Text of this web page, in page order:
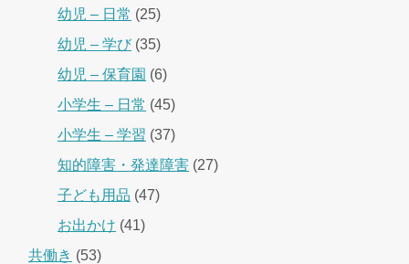
幼児 – 日常 (25)
幼児 – 学び(35)
幼児 – 保育園 (6)
小学生 – 日常 (45)
小学生 – 学習 (37)
知的障害・発達障害 (27)
子ども用品 (47)
お出かけ (41)
共働き (53)